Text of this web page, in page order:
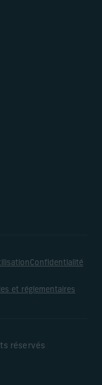
Confidentialité
et réglementaires
réservés